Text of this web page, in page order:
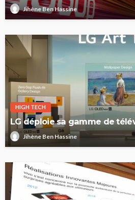
Jihène Ben Hassine
HIGH TECH
LG déploie sa gamme de
Jihène Ben Hassine